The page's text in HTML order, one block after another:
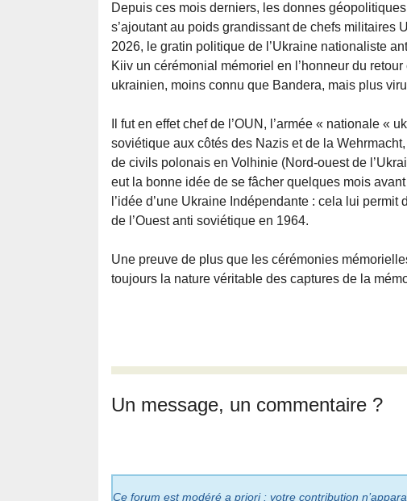
Depuis ces mois derniers, les donnes
s’ajoutant au poids grandissant de chefs militaires
2026, le gratin politique de l’Ukraine nationaliste
Kiiv un cérémonial mémoriel en l’honneur du
ukrainien, moins connu que Bandera, mais plus
Il fut en effet chef de l’OUN, l’armée « nationale «
soviétique aux côtés des Nazis et de la
de civils polonais en Volhinie (Nord-ouest de
eut la bonne idée de se fâcher quelques mois
l’idée d’une Ukraine Indépendante : cela lui
de l’Ouest anti soviétique en 1964.
Une preuve de plus que les cérémonies
toujours la nature véritable des captures de la
Un message, un commentaire ?
Ce forum est modéré a priori : votre contribution